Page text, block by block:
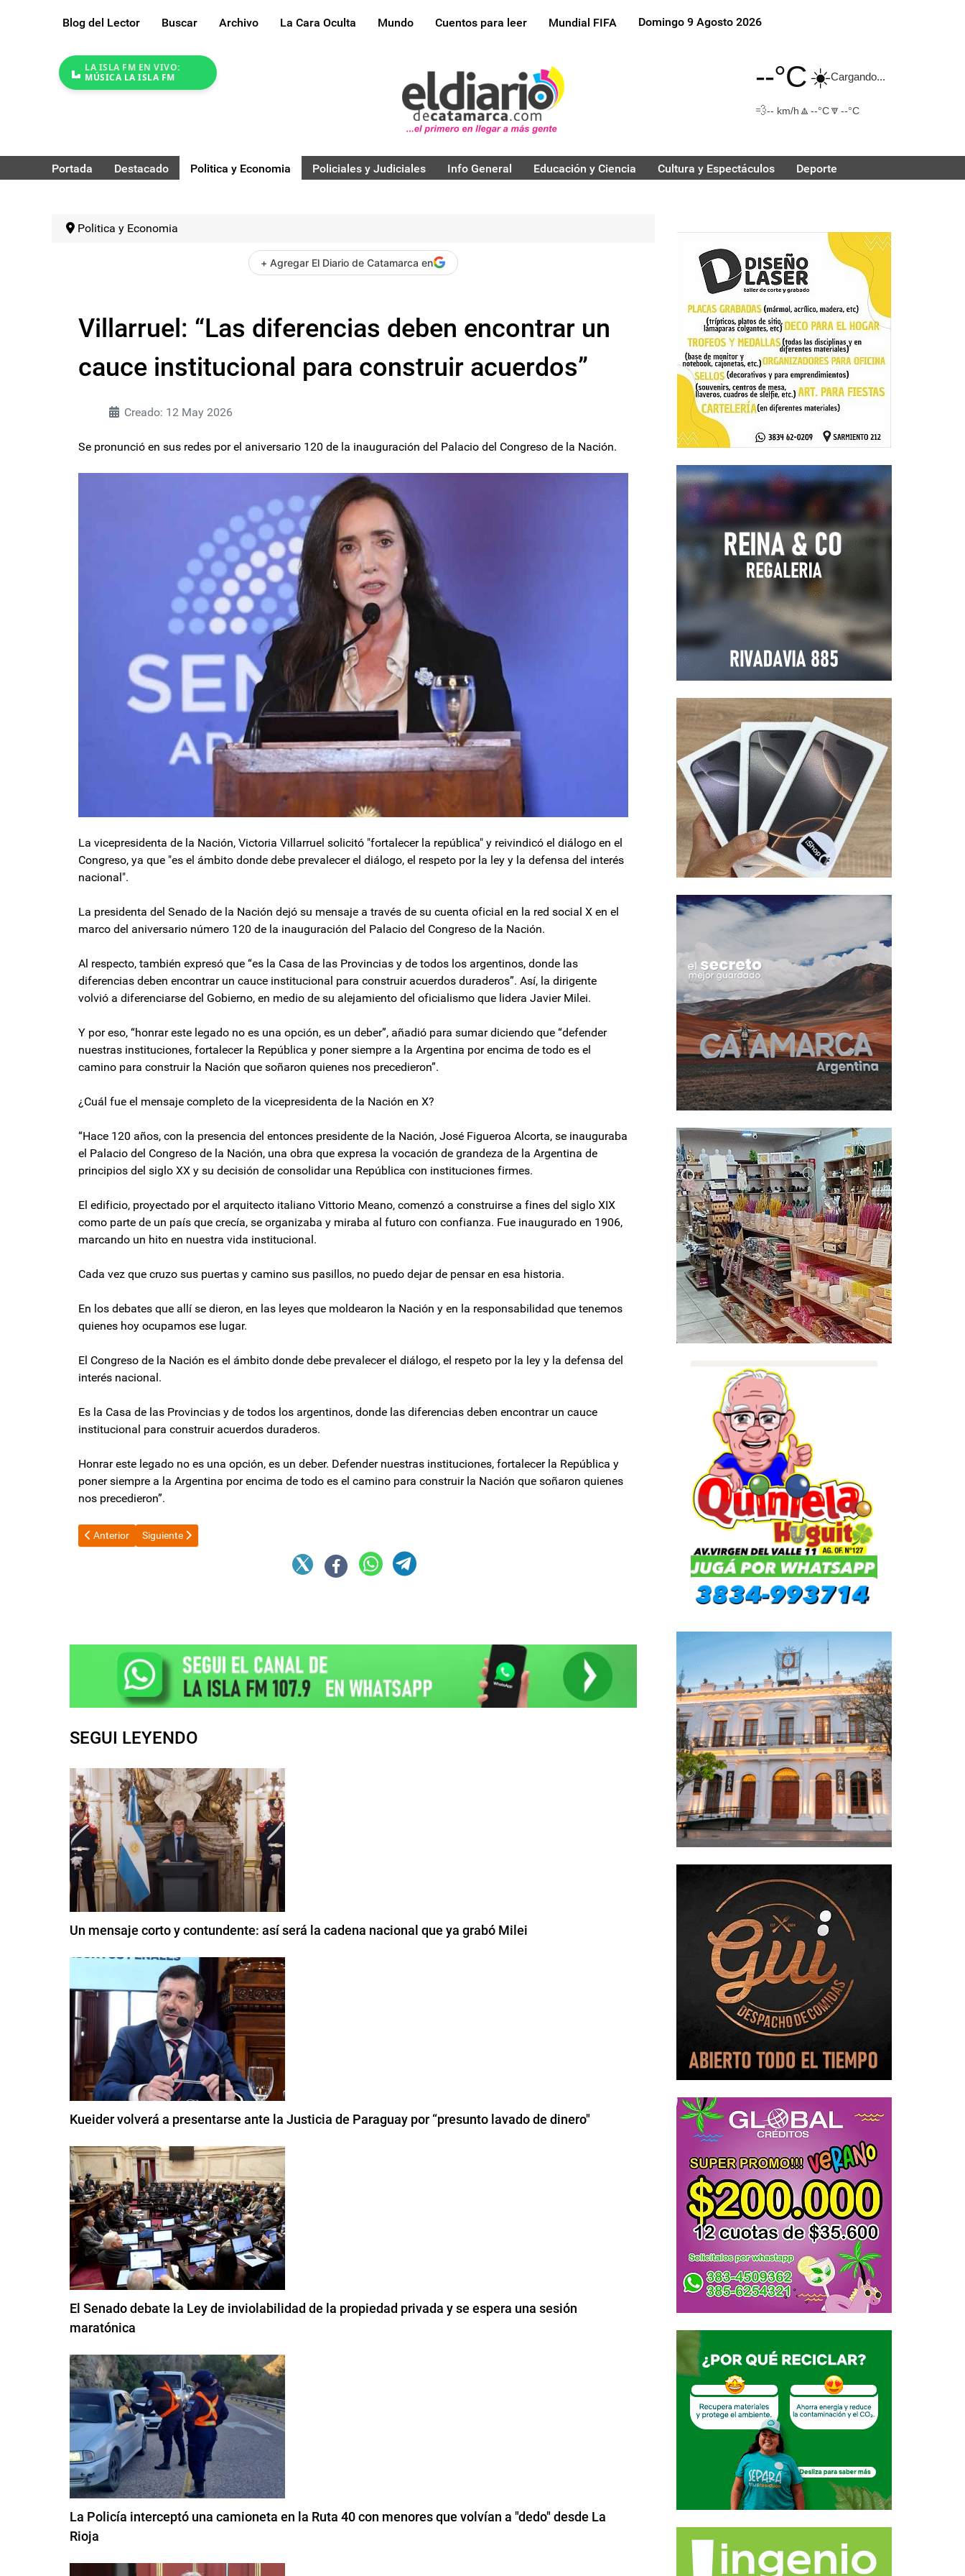
Blog del Lector Buscar Archivo La Cara Oculta Mundo Cuentos para leer Mundial FIFA Domingo 9 Agosto 2026
LA ISLA FM EN VIVO:
MÚSICA LA ISLA FM
--°C☀️Cargando...
💨-- km/h 🔼 --°C🔽 --°C
Portada Destacado Politica y Economia Policiales y Judiciales Info General Educación y Ciencia Cultura y Espectáculos Deporte
Politica y Economia
+ Agregar El Diario de Catamarca en
Villarruel: “Las diferencias deben encontrar un
cauce institucional para construir acuerdos”
Creado: 12 May 2026
Se pronunció en sus redes por el aniversario 120 de la inauguración del Palacio del Congreso de la Nación.
La vicepresidenta de la Nación, Victoria Villarruel solicitó "fortalecer la república" y reivindicó el diálogo en el
Congreso, ya que "es el ámbito donde debe prevalecer el diálogo, el respeto por la ley y la defensa del interés
nacional".
La presidenta del Senado de la Nación dejó su mensaje a través de su cuenta oficial en la red social X en el
marco del aniversario número 120 de la inauguración del Palacio del Congreso de la Nación.
Al respecto, también expresó que “es la Casa de las Provincias y de todos los argentinos, donde las
diferencias deben encontrar un cauce institucional para construir acuerdos duraderos”. Así, la dirigente
volvió a diferenciarse del Gobierno, en medio de su alejamiento del oficialismo que lidera Javier Milei.
Y por eso, “honrar este legado no es una opción, es un deber”, añadió para sumar diciendo que “defender
nuestras instituciones, fortalecer la República y poner siempre a la Argentina por encima de todo es el
camino para construir la Nación que soñaron quienes nos precedieron”.
¿Cuál fue el mensaje completo de la vicepresidenta de la Nación en X?
“Hace 120 años, con la presencia del entonces presidente de la Nación, José Figueroa Alcorta, se inauguraba
el Palacio del Congreso de la Nación, una obra que expresa la vocación de grandeza de la Argentina de
principios del siglo XX y su decisión de consolidar una República con instituciones firmes.
El edificio, proyectado por el arquitecto italiano Vittorio Meano, comenzó a construirse a fines del siglo XIX
como parte de un país que crecía, se organizaba y miraba al futuro con confianza. Fue inaugurado en 1906,
marcando un hito en nuestra vida institucional.
Cada vez que cruzo sus puertas y camino sus pasillos, no puedo dejar de pensar en esa historia.
En los debates que allí se dieron, en las leyes que moldearon la Nación y en la responsabilidad que tenemos
quienes hoy ocupamos ese lugar.
El Congreso de la Nación es el ámbito donde debe prevalecer el diálogo, el respeto por la ley y la defensa del
interés nacional.
Es la Casa de las Provincias y de todos los argentinos, donde las diferencias deben encontrar un cauce
institucional para construir acuerdos duraderos.
Honrar este legado no es una opción, es un deber. Defender nuestras instituciones, fortalecer la República y
poner siempre a la Argentina por encima de todo es el camino para construir la Nación que soñaron quienes
nos precedieron”.
Artículo anterior: La imagen de Milei cae por cuarto mes consecutivo y queda penúltimo en ranking latinoamericano
Anterior Artículo siguiente: “Por los recortes, los recursos no llegan a la gente”
Siguiente
SEGUI LEYENDO
Un mensaje corto y contundente: así será la cadena nacional que ya grabó Milei
Kueider volverá a presentarse ante la Justicia de Paraguay por “presunto lavado de dinero"
El Senado debate la Ley de inviolabilidad de la propiedad privada y se espera una sesión
maratónica
La Policía interceptó una camioneta en la Ruta 40 con menores que volvían a "dedo" desde La
Rioja